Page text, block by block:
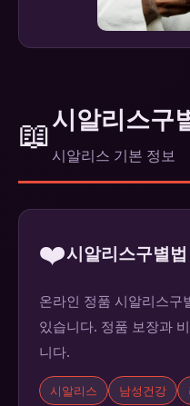
📖시알리스구
시알리스 기본 정보
❤️시알리스구별
온라인 정품 시알리스구
있습니다. 정품 보장과
니다.
시알리스 남성건강